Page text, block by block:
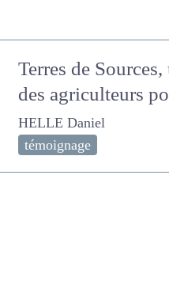
Terres de
HELLE Daniel
témoignage